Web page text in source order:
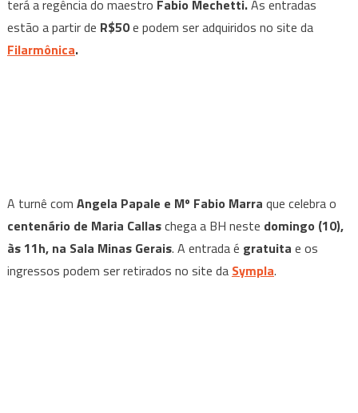
terá a regência do maestro Fabio Mechetti.As entradas
estão a partir de R$50e podem ser adquiridos no site da
Filarmônica.
A turnê com Angela Papale e Mº Fabio Marra que celebra o
centenário de Maria Callaschega a BH neste domingo (10),
às 11h, na Sala Minas Gerais. A entrada é gratuita e os
ingressos podem ser retirados no site da Sympla.